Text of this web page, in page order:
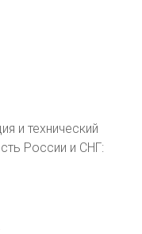
и технический
России и СНГ: